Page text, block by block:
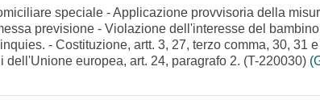
speciale - Applicazione provvisoria della
previsione - Violazione dell'interesse del
- Costituzione, artt. 3, 27, terzo comma, 30, 31 e
europea, art. 24, paragrafo 2. (T-220030)